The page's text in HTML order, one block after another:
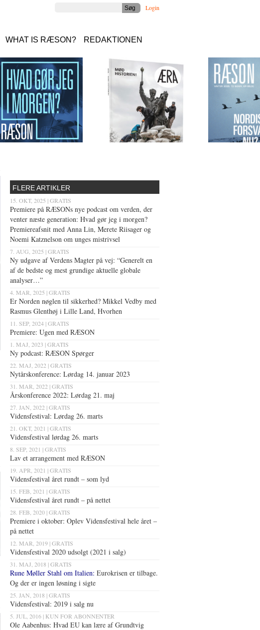
Login
WHAT IS RÆSON? REDAKTIONEN
FLERE ARTIKLER
15. OKT, 2025 | GRATIS
Premiere på RÆSONs nye podcast om verden, der
venter næste generation: Hvad gør jeg i morgen?
Premiereafsnit med Anna Lin, Merete Riisager og
Noemi Katznelson om unges mistrivsel
7. AUG, 2025 | GRATIS
Ny udgave af Verdens Magter på vej: “Generelt en
af de bedste og mest grundige aktuelle globale
analyser…”
4. MAR, 2025 | GRATIS
Er Norden nøglen til sikkerhed? Mikkel Vedby med
Rasmus Glenthøj i Lille Land, Hvorhen
11. SEP, 2024 | GRATIS
Premiere: Ugen med RÆSON
1. MAJ, 2023 | GRATIS
Ny podcast: RÆSON Spørger
22. MAJ, 2022 | GRATIS
Nytårskonference: Lørdag 14. januar 2023
31. MAR, 2022 | GRATIS
Årskonference 2022: Lørdag 21. maj
27. JAN, 2022 | GRATIS
Vidensfestival: Lørdag 26. marts
21. OKT, 2021 | GRATIS
Vidensfestival lørdag 26. marts
8. SEP, 2021 | GRATIS
Lav et arrangement med RÆSON
19. APR, 2021 | GRATIS
Vidensfestival året rundt – som lyd
15. FEB, 2021 | GRATIS
Vidensfestival året rundt – på nettet
28. FEB, 2020 | GRATIS
Premiere i oktober: Oplev Vidensfestival hele året –
på nettet
12. MAR, 2019 | GRATIS
Vidensfestival 2020 udsolgt (2021 i salg)
31. MAJ, 2018 | GRATIS
Rune Møller Stahl om Italien: Eurokrisen er tilbage.
Og der er ingen løsning i sigte
25. JAN, 2018 | GRATIS
Vidensfestival: 2019 i salg nu
5. JUL, 2016 | KUN FOR ABONNENTER
Ole Aabenhus: Hvad EU kan lære af Grundtvig